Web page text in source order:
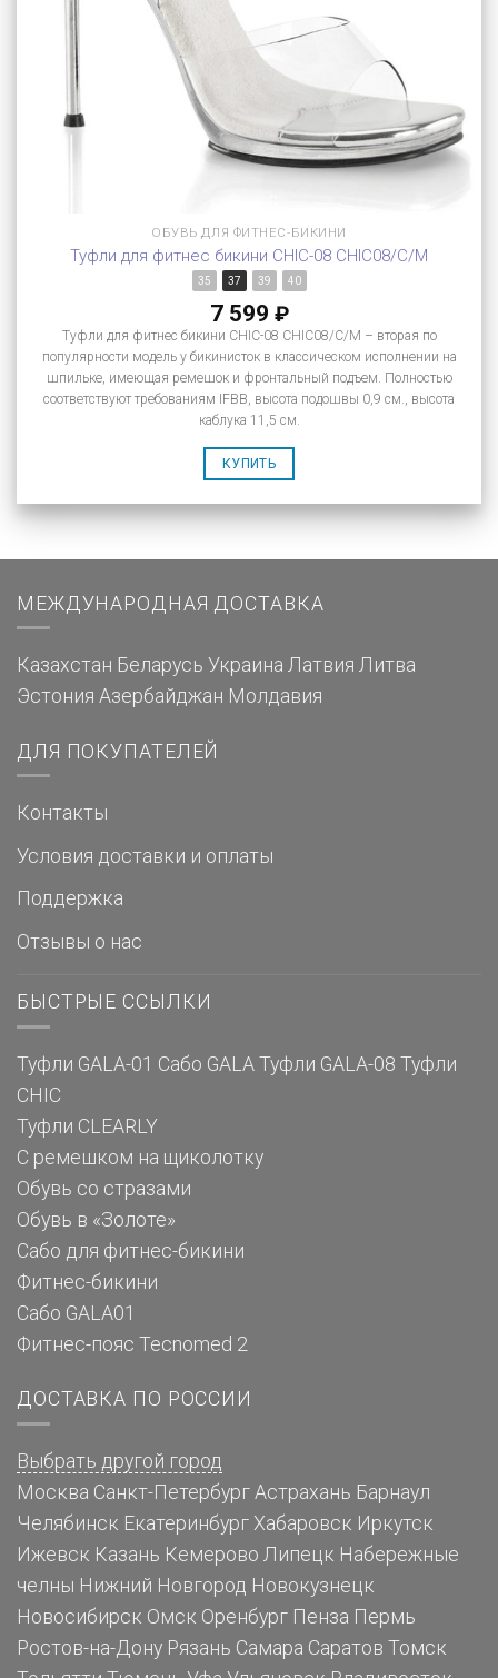
ОБУВЬ ДЛЯ ФИТНЕС-БИКИНИ
Туфли для фитнес бикини CHIC-08 CHIC08/C/M
35 37 39 40
7 599 ₽
Туфли для фитнес бикини CHIC-08 CHIC08/C/M – вторая по
популярности модель у бикинисток в классическом исполнении на
шпильке, имеющая ремешок и фронтальный подъем. Полностью
соответствуют требованиям IFBB, высота подошвы 0,9 см., высота
каблука 11,5 см.
КУПИТЬ
МЕЖДУНАРОДНАЯ ДОСТАВКА
Казахстан Беларусь Украина Латвия Литва
Эстония Азербайджан Молдавия
ДЛЯ ПОКУПАТЕЛЕЙ
Контакты
Условия доставки и оплаты
Поддержка
Отзывы о нас
БЫСТРЫЕ ССЫЛКИ
Туфли GALA-01 Сабо GALA Туфли GALA-08 Туфли
CHIC
Туфли CLEARLY
С ремешком на щиколотку
Обувь со стразами
Обувь в «Золоте»
Сабо для фитнес-бикини
Фитнес-бикини
Сабо GALA01
Фитнес-пояс Tecnomed 2
ДОСТАВКА ПО РОССИИ
Выбрать другой город
Москва Санкт-Петербург Астрахань Барнаул
Челябинск Екатеринбург Хабаровск Иркутск
Ижевск Казань Кемерово Липецк Набережные
челны Нижний Новгород Новокузнецк
Новосибирск Омск Оренбург Пенза Пермь
Ростов-на-Дону Рязань Самара Саратов Томск